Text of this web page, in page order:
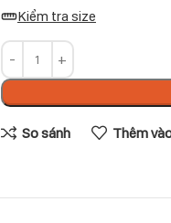
Kiểm tra size
So sánh Thêm